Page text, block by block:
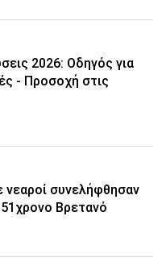
2026: Οδηγός για
- Προσοχή στις
νεαροί συνελήφθησαν
Βρετανό